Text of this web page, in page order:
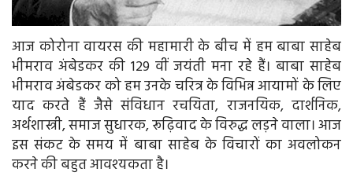
आज कोरोना वायरस की महामारी के बीच में हम बाबा साहेब
भीमराव अंबेडकर की 129 वीं जयंती मना रहे हैं। बाबा साहेब
भीमराव अंबेडकर को हम उनके चरित्र के विभिन्न आयामों के लिए
याद करते हैं जैसे संविधान रचयिता, राजनयिक, दार्शनिक,
अर्थशास्त्री, समाज सुधारक, रूढ़िवाद के विरुद्ध लड़ने वाला। आज
इस संकट के समय में बाबा साहेब के विचारों का अवलोकन
करने की बहुत आवश्यकता है।